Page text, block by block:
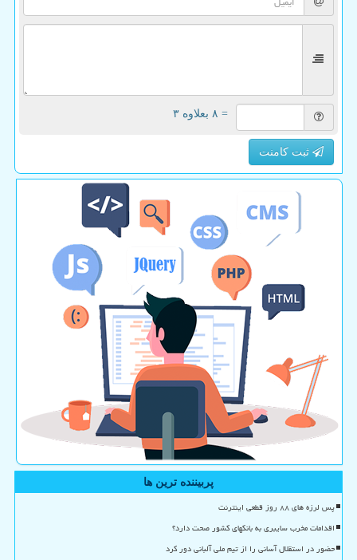
= ۸ بعلاوه ۳
ثبت کامنت
پربیننده ترین ها
پس لرزه های ۸۸ روز قطعی اینترنت
اقدامات مخرب سایبری به بانکهای کشور صحت دارد؟
حضور در استقلال آسانی را از تیم ملی آلبانی دور کرد